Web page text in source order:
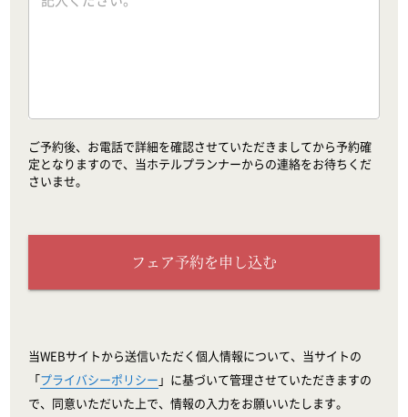
ご予約後、お電話で詳細を確認させていただきましてから予約確
定となりますので、当ホテルプランナーからの連絡をお待ちくだ
さいませ。
フェア予約を申し込む
当WEBサイトから送信いただく個人情報について、当サイトの
「プライバシーポリシー 」に基づいて管理させていただきますの
で、同意いただいた上で、情報の入力をお願いいたします。